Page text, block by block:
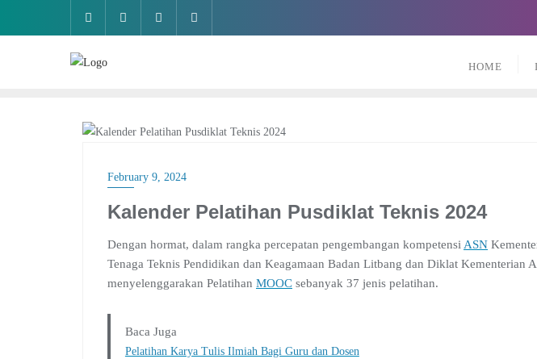
HOME
February 9, 2024
Kalender Pelatihan Pusdiklat Teknis 2024
Dengan hormat, dalam rangka percepatan pengembangan kompetensi ASN
Tenaga Teknis Pendidikan dan Keagamaan Badan Litbang dan Diklat Kementerian
menyelenggarakan Pelatihan MOOC sebanyak 37 jenis pelatihan.
Baca Juga
Pelatihan Karya Tulis Ilmiah Bagi Guru dan Dosen